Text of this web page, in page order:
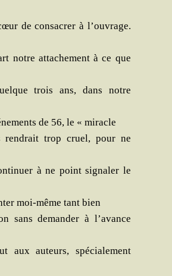
de consa­crer à l’ou­vrage.
notre atta­che­ment à ce que
trois ans, dans notre
de 56, le « miracle
ren­drait trop cruel, pour ne
à ne point signa­ler le
moi-même tant bien
sans deman­der à l’a­vance
aux auteurs, spé­cia­le­ment